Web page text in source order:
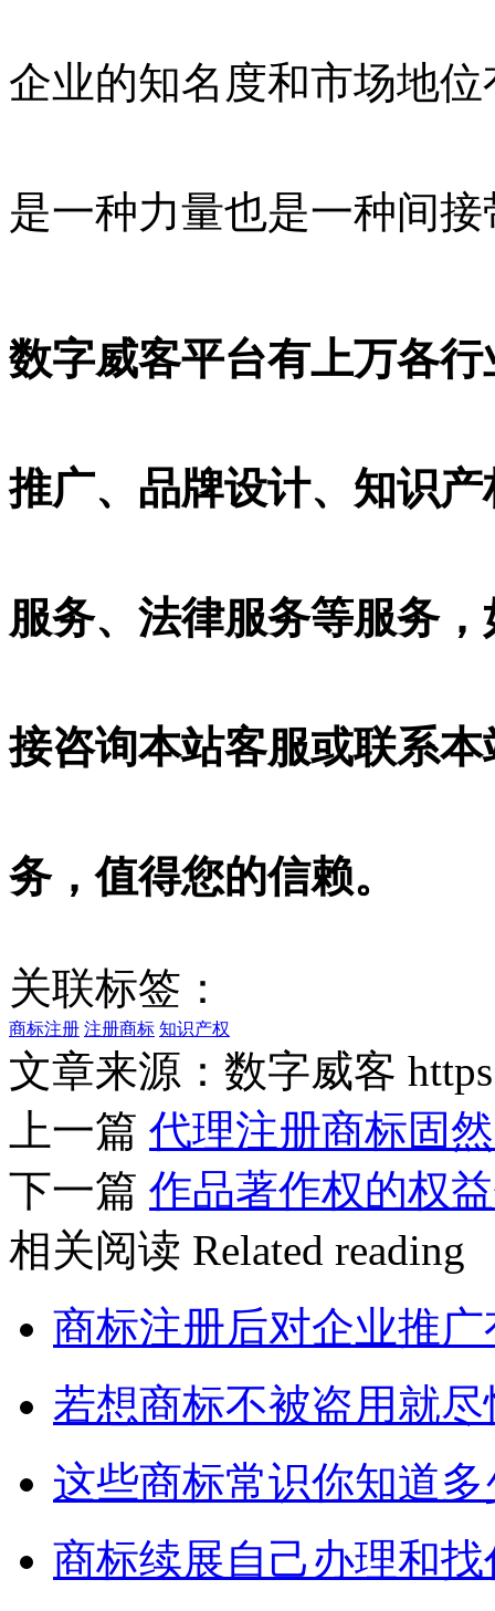
企业的知名度和市场地
是一种力量也是一种间
数字威客平台有上万各
推广、品牌设计、知识
服务、法律服务等服务
接咨询本站客服或联系
务，值得您的信赖。
关联标签：
商标注册 注册商标 知识产权
文章来源：数字威客
上一篇 代理注册商标固
下一篇 作品著作权的权
相关阅读 Related reading
商标注册后对企业推
若想商标不被盗用就
这些商标常识你知道多
商标续展自己办理和